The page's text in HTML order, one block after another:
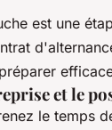
est une
et le
le temps